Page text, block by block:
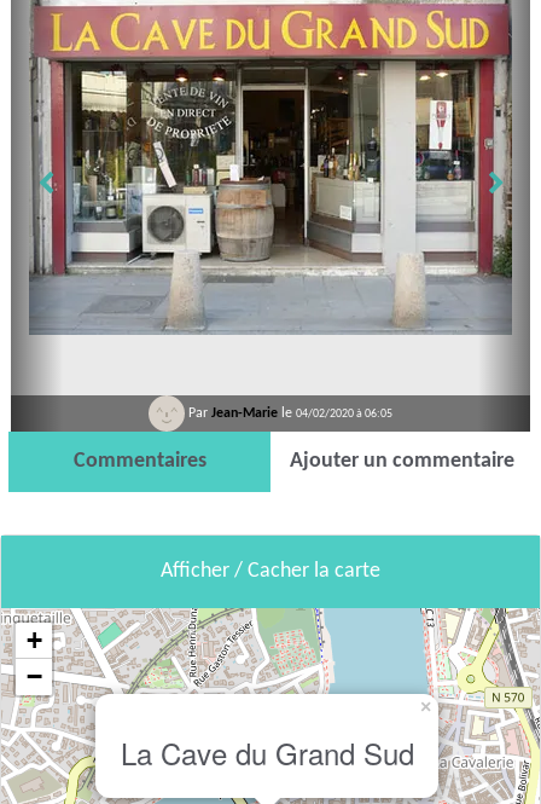
Par Jean-Marie le 04/02/2020 à 06:05
Commentaires Ajouter un commentaire
Afficher / Cacher la carte
La Cave du Grand Sud
×
+
−